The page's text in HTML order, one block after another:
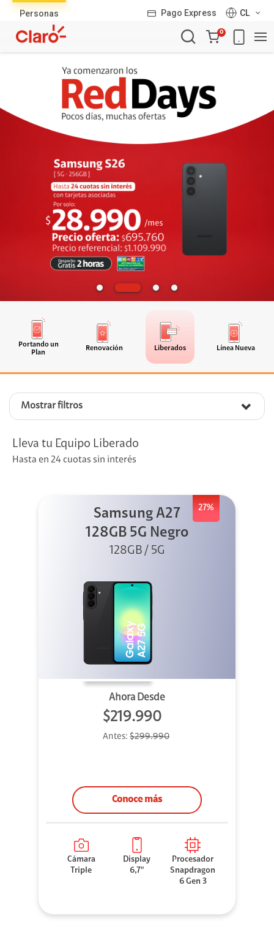
Personas Pago Express
CL
Carro
de
0
Portando un
Plan
Renovación Liberados Línea Nueva
Mostrar filtros
productos
Lleva tu Equipo Liberado
Hasta en 24 cuotas sin interés
27%
Samsung A27
128GB 5G Negro
128GB / 5G
Ahora Desde
$219.990
Antes: $299.990
Conoce más
Cámara
Triple
Display
6,7"
Procesador
Snapdragon
6 Gen 3